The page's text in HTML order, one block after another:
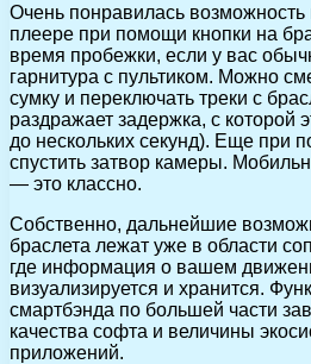
Очень понравилась возможность
плеере при помощи кнопки на
время пробежки, если у вас
гарнитура с пультиком. Можно
сумку и переключать треки с
раздражает задержка, с которой
до нескольких секунд). Еще при
спустить затвор камеры.
— это классно.
Собственно, дальнейшие
браслета лежат уже в области
где информация о вашем
визуализируется и хранится.
смартбэнда по большей части
качества софта и величины
приложений.